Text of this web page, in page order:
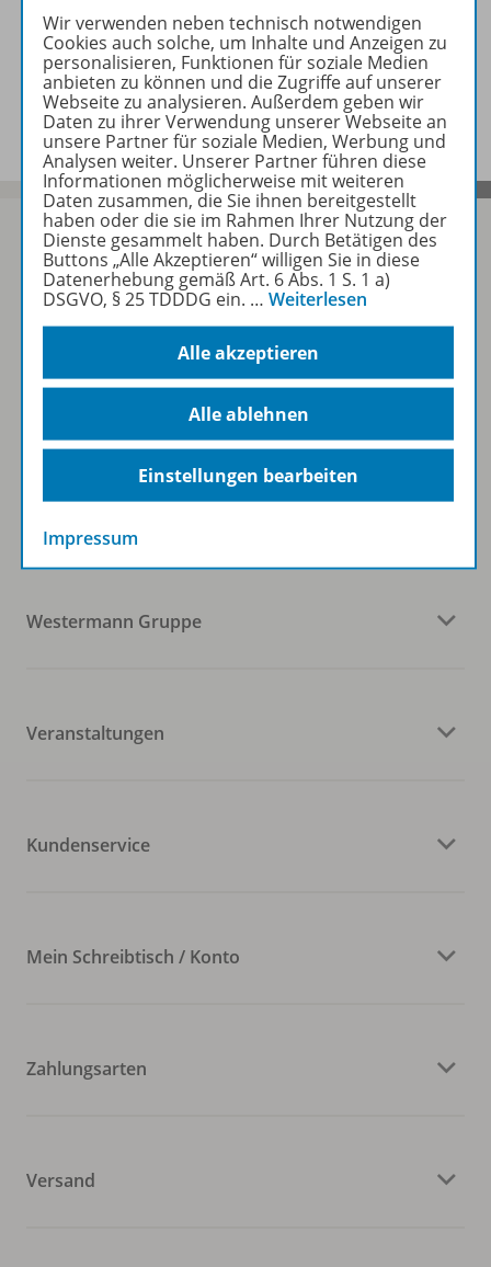
Konzept
Benachrichtigungs-Service
Sofort profitieren
Zum Newsletter anmelden
Westermann Gruppe
Veranstaltungen
Kundenservice
Mein Schreibtisch / Konto
Zahlungsarten
Versand
Wir verwenden neben technisch notwendigen
Cookies auch solche, um Inhalte und Anzeigen zu
personalisieren, Funktionen für soziale Medien
anbieten zu können und die Zugriffe auf unserer
Webseite zu analysieren. Außerdem geben wir
Daten zu ihrer Verwendung unserer Webseite an
unsere Partner für soziale Medien, Werbung und
Analysen weiter. Unserer Partner führen diese
Informationen möglicherweise mit weiteren
Daten zusammen, die Sie ihnen bereitgestellt
haben oder die sie im Rahmen Ihrer Nutzung der
Dienste gesammelt haben. Durch Betätigen des
Buttons „Alle Akzeptieren“ willigen Sie in diese
Datenerhebung gemäß Art. 6 Abs. 1 S. 1 a)
DSGVO, § 25 TDDDG ein. … Weiterlesen
Alle akzeptieren
Alle ablehnen
Einstellungen bearbeiten
Impressum